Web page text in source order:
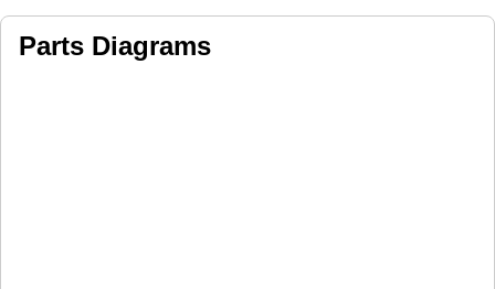
Parts Diagrams